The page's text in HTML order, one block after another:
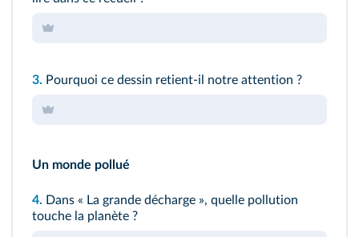
3. Pourquoi ce dessin retient-il notre attention ?
Un monde pollué
4. Dans « La grande décharge », quelle pollution
touche la planète ?